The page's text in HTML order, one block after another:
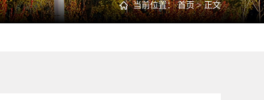
当前位置：首页> 正文